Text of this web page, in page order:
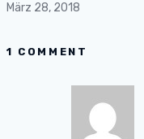
März 28, 2018
1 COMMENT